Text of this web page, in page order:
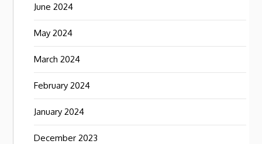
June 2024
May 2024
March 2024
February 2024
January 2024
December 2023